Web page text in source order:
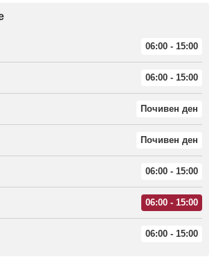
06:00 - 15:00
06:00 - 15:00
Почивен ден
Почивен ден
06:00 - 15:00
06:00 - 15:00
06:00 - 15:00